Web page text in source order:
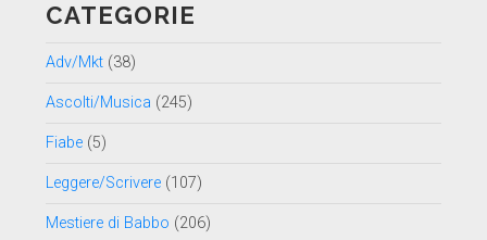
CATEGORIE
Adv/Mkt(38)
Ascolti/Musica (245)
Fiabe(5)
Leggere/Scrivere(107)
Mestiere di Babbo (206)